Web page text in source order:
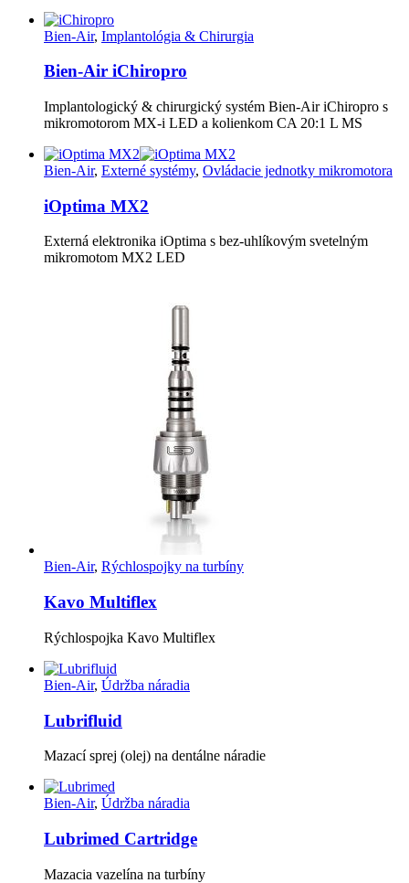
Bien-Air, Implantológia & Chirurgia
Bien-Air iChiropro
Implantologický & chirurgický systém Bien-Air iChiropro s
mikromotorom MX-i LED a kolienkom CA 20:1 L MS
Bien-Air, Externé systémy, Ovládacie jednotky mikromotora
iOptima MX2
Externá elektronika iOptima s bez-uhlíkovým svetelným
mikromotom MX2 LED
Bien-Air, Rýchlospojky na turbíny
Kavo Multiflex
Rýchlospojka Kavo Multiflex
Bien-Air, Údržba náradia
Lubrifluid
Mazací sprej (olej) na dentálne náradie
Bien-Air, Údržba náradia
Lubrimed Cartridge
Mazacia vazelína na turbíny